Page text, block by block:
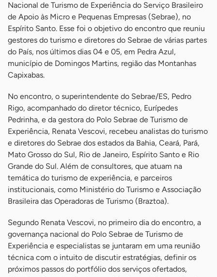
Nacional de Turismo de Experiência do Serviço Brasileiro
de Apoio às Micro e Pequenas Empresas (Sebrae), no
Espírito Santo. Esse foi o objetivo do encontro que reuniu
gestores do turismo e diretores do Sebrae de várias partes
do País, nos últimos dias 04 e 05, em Pedra Azul,
município de Domingos Martins, região das Montanhas
Capixabas.
No encontro, o superintendente do Sebrae/ES, Pedro
Rigo, acompanhado do diretor técnico, Eurípedes
Pedrinha, e da gestora do Polo Sebrae de Turismo de
Experiência, Renata Vescovi, recebeu analistas do turismo
e diretores do Sebrae dos estados da Bahia, Ceará, Pará,
Mato Grosso do Sul, Rio de Janeiro, Espírito Santo e Rio
Grande do Sul. Além de consultores, que atuam na
temática do turismo de experiência, e parceiros
institucionais, como Ministério do Turismo e Associação
Brasileira das Operadoras de Turismo (Braztoa).
Segundo Renata Vescovi, no primeiro dia do encontro, a
governança nacional do Polo Sebrae de Turismo de
Experiência e especialistas se juntaram em uma reunião
técnica com o intuito de discutir estratégias, definir os
próximos passos do portfólio dos serviços ofertados,